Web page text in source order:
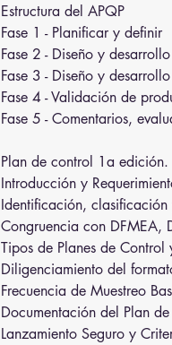
Estructura del APQP
Fase 1 - Planificar y definir
Fase 2 - Diseño y
Fase 3 - Diseño y
Fase 4 - Validación de
Fase 5 - Comentarios,
Plan de control 1a edición.
Introducción y
Identificación, clasificación
Congruencia con DFMEA,
Tipos de Planes de Control
Diligenciamiento del
Frecuencia de Muestreo
Documentación del Plan
Lanzamiento Seguro y